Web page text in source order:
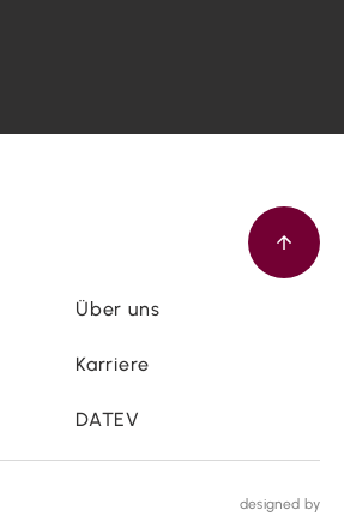
Über uns
Karriere
DATEV
designed by